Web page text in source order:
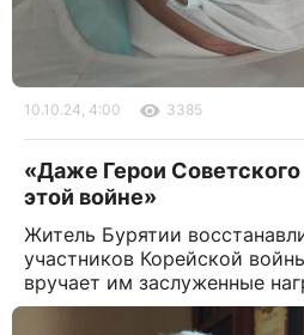
10.10.24, 4:00 3385
«Даже Герои
этой войне»
Житель Бурятии
участников Корейской
вручает им заслуженные